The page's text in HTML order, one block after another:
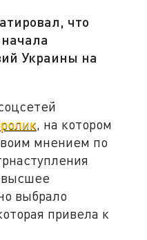
что
Украины на
, на котором
мнением по
высшее
выбрало
привела к